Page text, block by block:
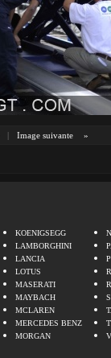
| Image suivante »
KOENIGSEGG
LAMBORGHINI
LANCIA
LOTUS
MASERATI
MAYBACH
MCLAREN
MERCEDES BENZ
MORGAN